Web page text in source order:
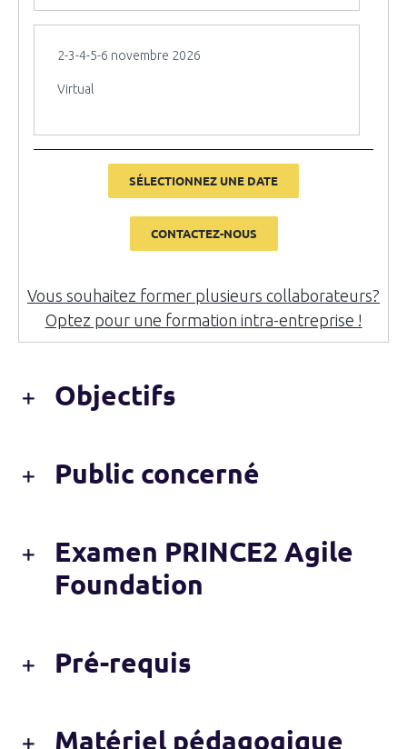
2-3-4-5-6 novembre 2026
Virtual
SÉLECTIONNEZ UNE DATE
CONTACTEZ-NOUS
Vous souhaitez former plusieurs collaborateurs?
Optez pour une formation intra-entreprise !
Objectifs
Public concerné
Examen PRINCE2 Agile
Foundation
Pré-requis
Matériel pédagogique